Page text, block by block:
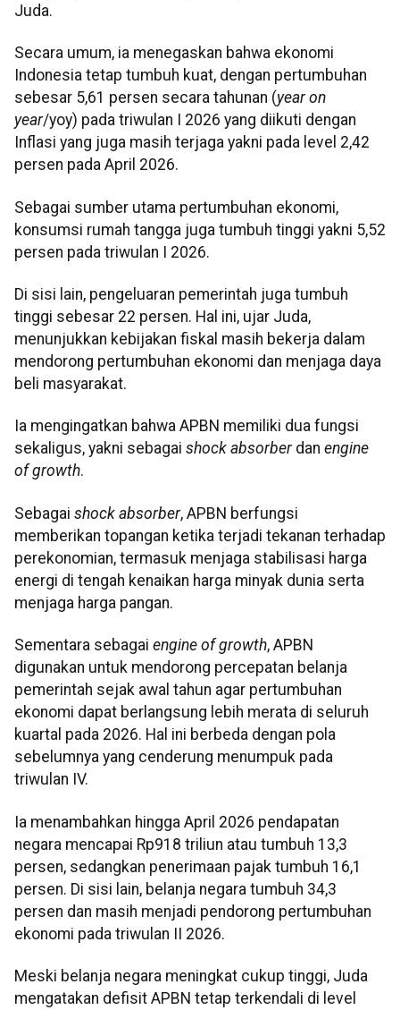
Juda.
Secara umum, ia menegaskan bahwa ekonomi
Indonesia tetap tumbuh kuat, dengan pertumbuhan
sebesar 5,61 persen secara tahunan (year on
year/yoy) pada triwulan I 2026 yang diikuti dengan
Inflasi yang juga masih terjaga yakni pada level 2,42
persen pada April 2026.
Sebagai sumber utama pertumbuhan ekonomi,
konsumsi rumah tangga juga tumbuh tinggi yakni 5,52
persen pada triwulan I 2026.
Di sisi lain, pengeluaran pemerintah juga tumbuh
tinggi sebesar 22 persen. Hal ini, ujar Juda,
menunjukkan kebijakan fiskal masih bekerja dalam
mendorong pertumbuhan ekonomi dan menjaga daya
beli masyarakat.
Ia mengingatkan bahwa APBN memiliki dua fungsi
sekaligus, yakni sebagai shock absorber dan engine
of growth.
Sebagai shock absorber, APBN berfungsi
memberikan topangan ketika terjadi tekanan terhadap
perekonomian, termasuk menjaga stabilisasi harga
energi di tengah kenaikan harga minyak dunia serta
menjaga harga pangan.
Sementara sebagai engine of growth, APBN
digunakan untuk mendorong percepatan belanja
pemerintah sejak awal tahun agar pertumbuhan
ekonomi dapat berlangsung lebih merata di seluruh
kuartal pada 2026. Hal ini berbeda dengan pola
sebelumnya yang cenderung menumpuk pada
triwulan IV.
Ia menambahkan hingga April 2026 pendapatan
negara mencapai Rp918 triliun atau tumbuh 13,3
persen, sedangkan penerimaan pajak tumbuh 16,1
persen. Di sisi lain, belanja negara tumbuh 34,3
persen dan masih menjadi pendorong pertumbuhan
ekonomi pada triwulan II 2026.
Meski belanja negara meningkat cukup tinggi, Juda
mengatakan defisit APBN tetap terkendali di level